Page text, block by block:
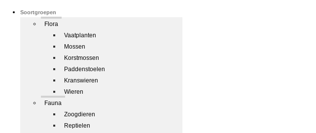
Soortgroepen
Flora
Vaatplanten
Mossen
Korstmossen
Paddenstoelen
Kranswieren
Wieren
Fauna
Zoogdieren
Reptielen